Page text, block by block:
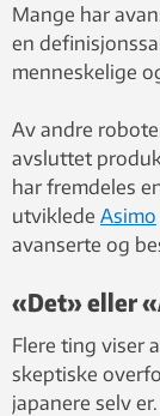
Mange har
en
menneskelige
Av andre
avsluttet
har fremdeles
utviklede Asimo
avanserte og
«Det» eller
Flere ting viser
skeptiske
japanere selv